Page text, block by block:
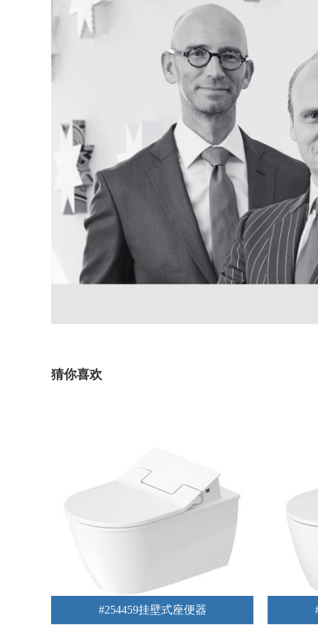
猜你喜欢
#254459挂壁式座便器